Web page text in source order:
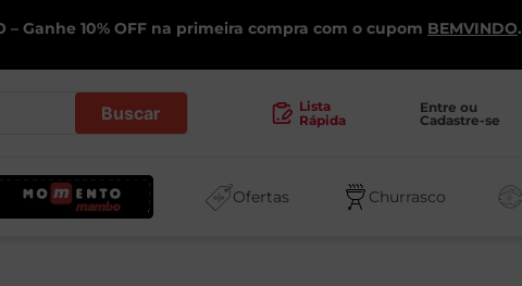
– Ganhe 10% OFF na primeira compra com o cupom BEMVINDO.
Lista
Rápida
Entre ou
Cadastre-se
Ofertas Churrasco